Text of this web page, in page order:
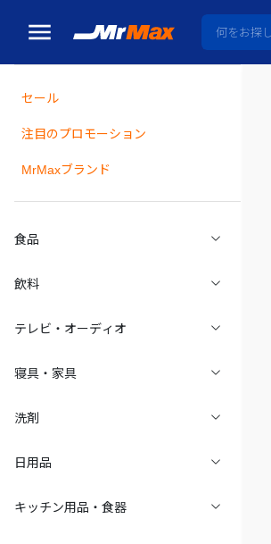
セール
注目のプロモーション
MrMaxブランド
食品
飲料
テレビ・オーディオ
寝具・家具
洗剤
日用品
キッチン用品・食器